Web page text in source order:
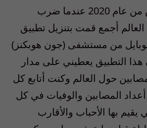
عام
عندما ضرب
أجمع قمت بتنزيل تطبيق
من مستشفى (جون هوبكنز )
التطبيق يعطيني على مدار
حول العالم وكنت أتابع كل
المصابين والوفيات في كل
يقيم بها الأحباب والأقارب